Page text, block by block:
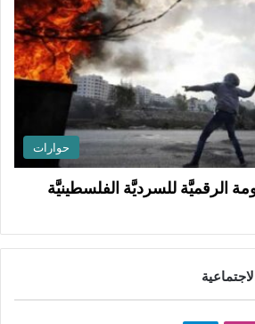
حوارات
الرقميَّة للسرديَّة الفلسطينيَّة